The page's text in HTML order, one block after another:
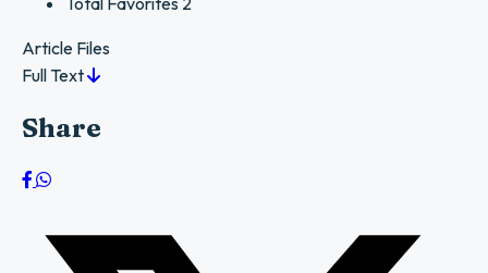
Article Files
Full Text
Share